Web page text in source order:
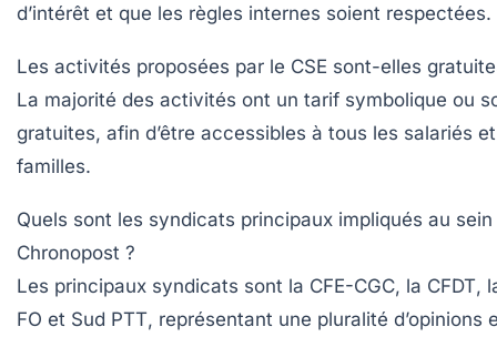
d’intérêt et que les règles internes soient respectées.
Les activités proposées par le CSE sont-elles
La majorité des activités ont un tarif symbolique ou
gratuites, afin d’être accessibles à tous les salariés
familles.
Quels sont les syndicats principaux impliqués au sein
Chronopost ?
Les principaux syndicats sont la CFE-CGC, la CFDT,
FO et Sud PTT, représentant une pluralité d’opinions